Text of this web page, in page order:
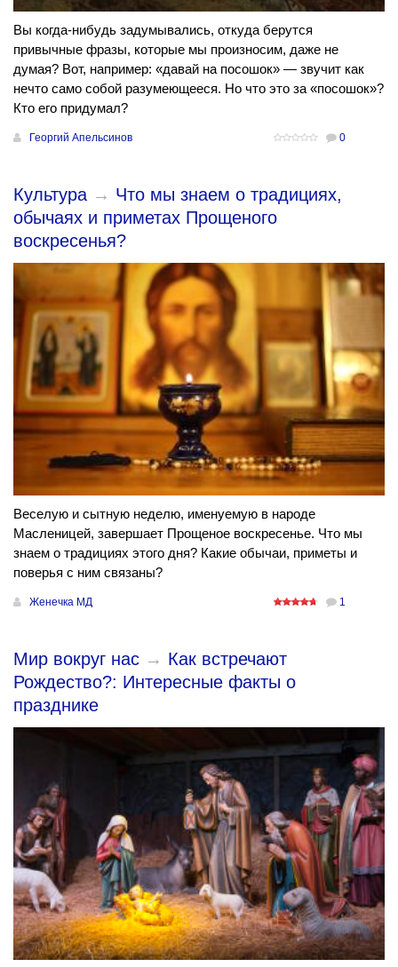
Вы когда-нибудь задумывались, откуда берутся
привычные фразы, которые мы произносим, даже не
думая? Вот, например: «давай на посошок» — звучит как
нечто само собой разумеющееся. Но что это за «посошок»?
Кто его придумал?
Георгий Апельсинов 0
Культура→ Что мы знаем о традициях,
обычаях и приметах Прощеного
воскресенья?
Веселую и сытную неделю, именуемую в народе
Масленицей, завершает Прощеное воскресенье. Что мы
знаем о традициях этого дня? Какие обычаи, приметы и
поверья с ним связаны?
Женечка МД 1
Мир вокруг нас → Как встречают
Рождество?: Интересные факты о
празднике